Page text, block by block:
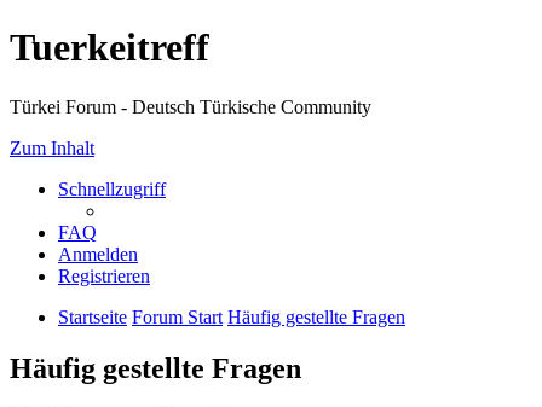
Tuerkeitreff
Türkei Forum - Deutsch Türkische Community
Zum Inhalt
Schnellzugriff
FAQ
Anmelden
Registrieren
Startseite Forum Start Häufig gestellte Fragen
Häufig gestellte Fragen